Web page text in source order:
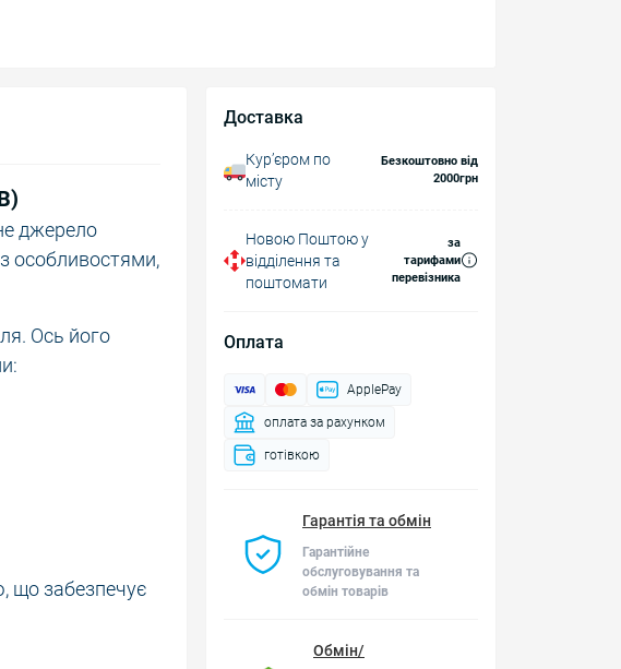
Доставка
Курʼєром по
місту
Безкоштовно від
2000грн
Новою Поштою у
відділення та
поштомати
за
тарифами
перевізника
Оплата
ApplePay
оплата за рахунком
готівкою
Гарантія та обмін
Гарантійне
обслуговування та
обмін товарів
Обмін/
джерело
особливостями,
Ось його
що забезпечує